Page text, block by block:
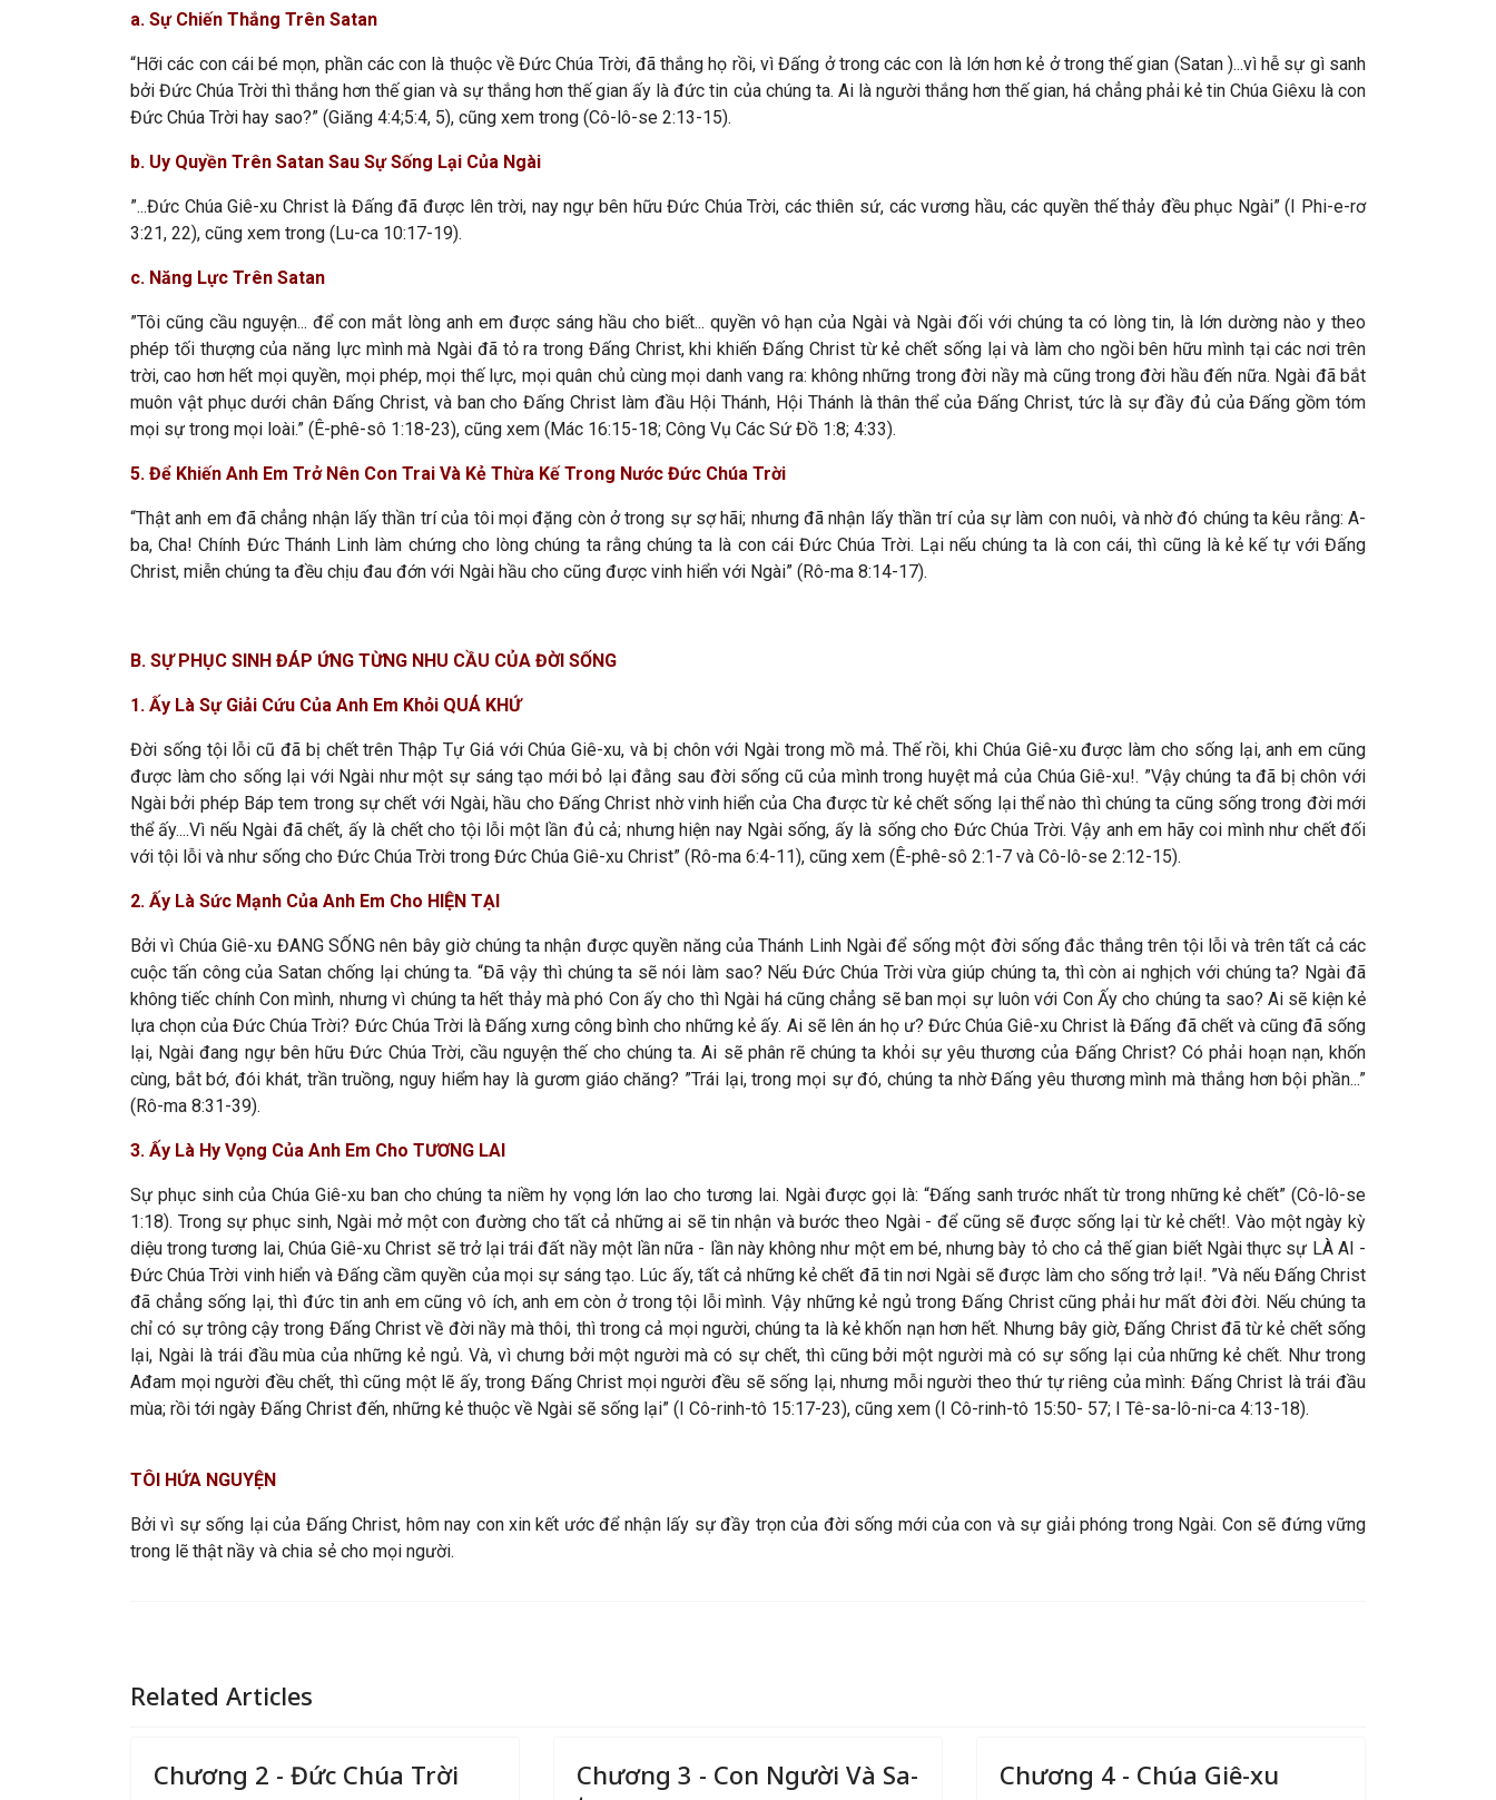
a. Sự Chiến Thắng Trên Satan
“Hỡi các con cái bé mọn, phần các con là thuộc về Đức Chúa Trời, đã thắng họ rồi, vì Đấng ở trong các con là lớn hơn kẻ ở trong thế gian (Satan )...vì hễ sự gì sanh
bởi Đức Chúa Trời thì thắng hơn thế gian và sự thắng hơn thế gian ấy là đức tin của chúng ta. Ai là người thắng hơn thế gian, há chẳng phải kẻ tin Chúa Giêxu là con
Đức Chúa Trời hay sao?” (Giăng 4:4;5:4, 5), cũng xem trong (Cô-lô-se 2:13-15).
b. Uy Quyền Trên Satan Sau Sự Sống Lại Của Ngài
”...Đức Chúa Giê-xu Christ là Đấng đã được lên trời, nay ngự bên hữu Đức Chúa Trời, các thiên sứ, các vương hầu, các quyền thế thảy đều phục Ngài” (I Phi-e-rơ
3:21, 22), cũng xem trong (Lu-ca 10:17-19).
c. Năng Lực Trên Satan
”Tôi cũng cầu nguyện... để con mắt lòng anh em được sáng hầu cho biết... quyền vô hạn của Ngài và Ngài đối với chúng ta có lòng tin, là lớn dường nào y theo
phép tối thượng của năng lực mình mà Ngài đã tỏ ra trong Đấng Christ, khi khiến Đấng Christ từ kẻ chết sống lại và làm cho ngồi bên hữu mình tại các nơi trên
trời, cao hơn hết mọi quyền, mọi phép, mọi thế lực, mọi quân chủ cùng mọi danh vang ra: không những trong đời nầy mà cũng trong đời hầu đến nữa. Ngài đã bắt
muôn vật phục dưới chân Đấng Christ, và ban cho Đấng Christ làm đầu Hội Thánh, Hội Thánh là thân thể của Đấng Christ, tức là sự đầy đủ của Đấng gồm tóm
mọi sự trong mọi loài.” (Ê-phê-sô 1:18-23), cũng xem (Mác 16:15-18; Công Vụ Các Sứ Đồ 1:8; 4:33).
5. Để Khiến Anh Em Trở Nên Con Trai Và Kẻ Thừa Kế Trong Nước Đức Chúa Trời
“Thật anh em đã chẳng nhận lấy thần trí của tôi mọi đặng còn ở trong sự sợ hãi; nhưng đã nhận lấy thần trí của sự làm con nuôi, và nhờ đó chúng ta kêu rằng: A-
ba, Cha! Chính Đức Thánh Linh làm chứng cho lòng chúng ta rằng chúng ta là con cái Đức Chúa Trời. Lại nếu chúng ta là con cái, thì cũng là kẻ kế tự với Đấng
Christ, miễn chúng ta đều chịu đau đớn với Ngài hầu cho cũng được vinh hiển với Ngài” (Rô-ma 8:14-17).
B. SỰ PHỤC SINH ĐÁP ỨNG TỪNG NHU CẦU CỦA ĐỜI SỐNG
1. Ấy Là Sự Giải Cứu Của Anh Em Khỏi QUÁ KHỨ
Đời sống tội lỗi cũ đã bị chết trên Thập Tự Giá với Chúa Giê-xu, và bị chôn với Ngài trong mồ mả. Thế rồi, khi Chúa Giê-xu được làm cho sống lại, anh em cũng
được làm cho sống lại với Ngài như một sự sáng tạo mới bỏ lại đằng sau đời sống cũ của mình trong huyệt mả của Chúa Giê-xu!. ”Vậy chúng ta đã bị chôn với
Ngài bởi phép Báp tem trong sự chết với Ngài, hầu cho Đấng Christ nhờ vinh hiển của Cha được từ kẻ chết sống lại thể nào thì chúng ta cũng sống trong đời mới
thể ấy....Vì nếu Ngài đã chết, ấy là chết cho tội lỗi một lần đủ cả; nhưng hiện nay Ngài sống, ấy là sống cho Đức Chúa Trời. Vậy anh em hãy coi mình như chết đối
với tội lỗi và như sống cho Đức Chúa Trời trong Đức Chúa Giê-xu Christ” (Rô-ma 6:4-11), cũng xem (Ê-phê-sô 2:1-7 và Cô-lô-se 2:12-15).
2. Ấy Là Sức Mạnh Của Anh Em Cho HIỆN TẠI
Bởi vì Chúa Giê-xu ĐANG SỐNG nên bây giờ chúng ta nhận được quyền năng của Thánh Linh Ngài để sống một đời sống đắc thắng trên tội lỗi và trên tất cả các
cuộc tấn công của Satan chống lại chúng ta. “Đã vậy thì chúng ta sẽ nói làm sao? Nếu Đức Chúa Trời vừa giúp chúng ta, thì còn ai nghịch với chúng ta? Ngài đã
không tiếc chính Con mình, nhưng vì chúng ta hết thảy mà phó Con ấy cho thì Ngài há cũng chẳng sẽ ban mọi sự luôn với Con Ấy cho chúng ta sao? Ai sẽ kiện kẻ
lựa chọn của Đức Chúa Trời? Đức Chúa Trời là Đấng xưng công bình cho những kẻ ấy. Ai sẽ lên án họ ư? Đức Chúa Giê-xu Christ là Đấng đã chết và cũng đã sống
lại, Ngài đang ngự bên hữu Đức Chúa Trời, cầu nguyện thế cho chúng ta. Ai sẽ phân rẽ chúng ta khỏi sự yêu thương của Đấng Christ? Có phải hoạn nạn, khốn
cùng, bắt bớ, đói khát, trần truồng, nguy hiểm hay là gươm giáo chăng? ”Trái lại, trong mọi sự đó, chúng ta nhờ Đấng yêu thương mình mà thắng hơn bội phần...”
(Rô-ma 8:31-39).
3. Ấy Là Hy Vọng Của Anh Em Cho TƯƠNG LAI
Sự phục sinh của Chúa Giê-xu ban cho chúng ta niềm hy vọng lớn lao cho tương lai. Ngài được gọi là: “Đấng sanh trước nhất từ trong những kẻ chết” (Cô-lô-se
1:18). Trong sự phục sinh, Ngài mở một con đường cho tất cả những ai sẽ tin nhận và bước theo Ngài - để cũng sẽ được sống lại từ kẻ chết!. Vào một ngày kỳ
diệu trong tương lai, Chúa Giê-xu Christ sẽ trở lại trái đất nầy một lần nữa - lần này không như một em bé, nhưng bày tỏ cho cả thế gian biết Ngài thực sự LÀ AI -
Đức Chúa Trời vinh hiển và Đấng cầm quyền của mọi sự sáng tạo. Lúc ấy, tất cả những kẻ chết đã tin nơi Ngài sẽ được làm cho sống trở lại!. ”Và nếu Đấng Christ
đã chẳng sống lại, thì đức tin anh em cũng vô ích, anh em còn ở trong tội lỗi mình. Vậy những kẻ ngủ trong Đấng Christ cũng phải hư mất đời đời. Nếu chúng ta
chỉ có sự trông cậy trong Đấng Christ về đời nầy mà thôi, thì trong cả mọi người, chúng ta là kẻ khốn nạn hơn hết. Nhưng bây giờ, Đấng Christ đã từ kẻ chết sống
lại, Ngài là trái đầu mùa của những kẻ ngủ. Và, vì chưng bởi một người mà có sự chết, thì cũng bởi một người mà có sự sống lại của những kẻ chết. Như trong
Ađam mọi người đều chết, thì cũng một lẽ ấy, trong Đấng Christ mọi người đều sẽ sống lại, nhưng mỗi người theo thứ tự riêng của mình: Đấng Christ là trái đầu
mùa; rồi tới ngày Đấng Christ đến, những kẻ thuộc về Ngài sẽ sống lại” (I Cô-rinh-tô 15:17-23), cũng xem (I Cô-rinh-tô 15:50- 57; I Tê-sa-lô-ni-ca 4:13-18).
TÔI HỨA NGUYỆN
Bởi vì sự sống lại của Đấng Christ, hôm nay con xin kết ước để nhận lấy sự đầy trọn của đời sống mới của con và sự giải phóng trong Ngài. Con sẽ đứng vững
trong lẽ thật nầy và chia sẻ cho mọi người.
Related Articles
Chương 2 - Đức Chúa Trời
Chương 3 - Con Người Và Sa-
Chương 4 - Chúa Giê-xu